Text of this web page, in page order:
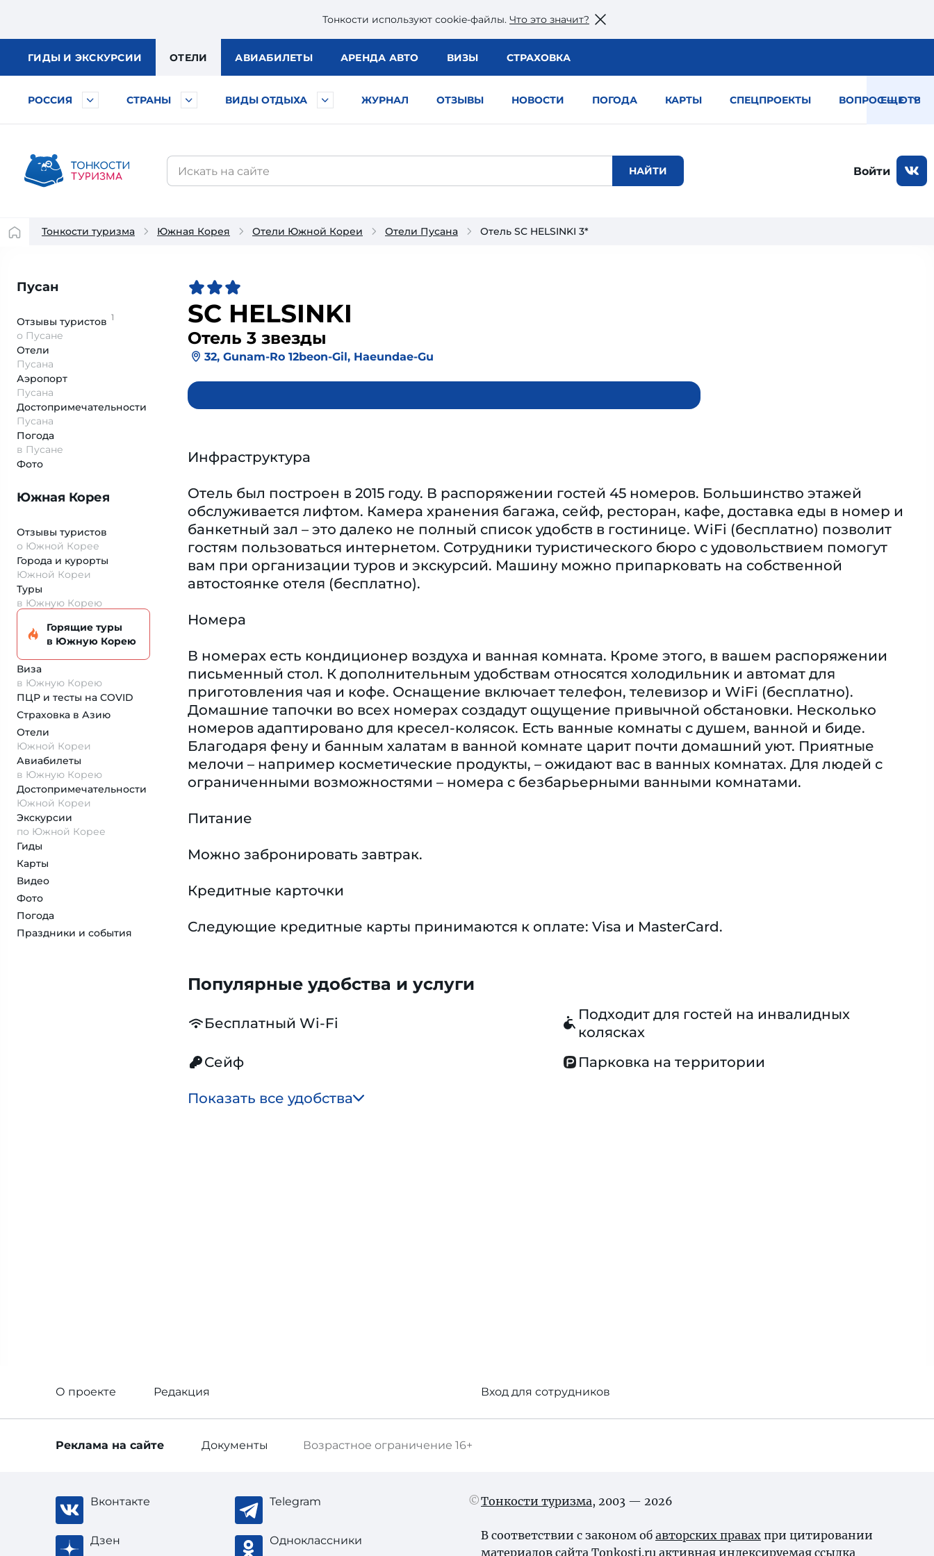
Тонкости используют сookie-файлы. Что это значит?
ГИДЫ И ЭКСКУРСИИ ОТЕЛИ АВИАБИЛЕТЫ АРЕНДА АВТО ВИЗЫ СТРАХОВКА
РОССИЯ СТРАНЫ ВИДЫ ОТДЫХА ЖУРНАЛ ОТЗЫВЫ НОВОСТИ ПОГОДА КАРТЫ СПЕЦПРОЕКТЫ ВОПРОС — ОТВЕТ
ЕЩЕ
Войти
Тонкости туризма Южная Корея Отели Южной Кореи Отели Пусана Отель SC HELSINKI 3*
Пусан
Отзывы туристов 1
о Пусане
Отели
Пусана
Аэропорт
Пусана
Достопримеча­тельности
Пусана
Погода
в Пусане
Фото
Южная Корея
Отзывы туристов
о Южной Корее
Города и курорты
Южной Кореи
Туры
в Южную Корею
Горящие туры
в Южную Корею
Виза
в Южную Корею
ПЦР и тесты на COVID
Страховка в Азию
Отели
Южной Кореи
Авиабилеты
в Южную Корею
Достопримеча­тельности
Южной Кореи
Экскурсии
по Южной Корее
Гиды
Карты
Видео
Фото
Погода
Праздники и события
SC HELSINKI
Отель 3 звезды
32, Gunam-Ro 12beon-Gil, Haeundae-Gu
Инфраструктура
Отель был построен в 2015 году. В распоряжении гостей 45 номеров. Большинство этажей
обслуживается лифтом. Камера хранения багажа, сейф, ресторан, кафе, доставка еды в номер и
банкетный зал – это далеко не полный список удобств в гостинице. WiFi (бесплатно) позволит
гостям пользоваться интернетом. Сотрудники туристического бюро с удовольствием помогут
вам при организации туров и экскурсий. Машину можно припарковать на собственной
автостоянке отеля (бесплатно).
Номера
В номерах есть кондиционер воздуха и ванная комната. Кроме этого, в вашем распоряжении
письменный стол. К дополнительным удобствам относятся холодильник и автомат для
приготовления чая и кофе. Оснащение включает телефон, телевизор и WiFi (бесплатно).
Домашние тапочки во всех номерах создадут ощущение привычной обстановки. Несколько
номеров адаптировано для кресел-колясок. Есть ванные комнаты с душем, ванной и биде.
Благодаря фену и банным халатам в ванной комнате царит почти домашний уют. Приятные
мелочи – например косметические продукты, – ожидают вас в ванных комнатах. Для людей с
ограниченными возможностями – номера с безбарьерными ванными комнатами.
Питание
Можно забронировать завтрак.
Кредитные карточки
Следующие кредитные карты принимаются к оплате: Visa и MasterCard.
Популярные удобства и услуги
Бесплатный Wi-Fi
Подходит для гостей на инвалидных
колясках
Сейф
Парковка на территории
Показать все удобства
О проекте Редакция Вход для сотрудников
Возрастное ограничение 16+
Реклама на сайте Документы
Вконтакте Telegram
Дзен Одноклассники
Тонкости туризма, 2003 — 2026
В соответствии с законом об авторских правах при цитировании
материалов сайта Tonkosti.ru активная индексируемая ссылка